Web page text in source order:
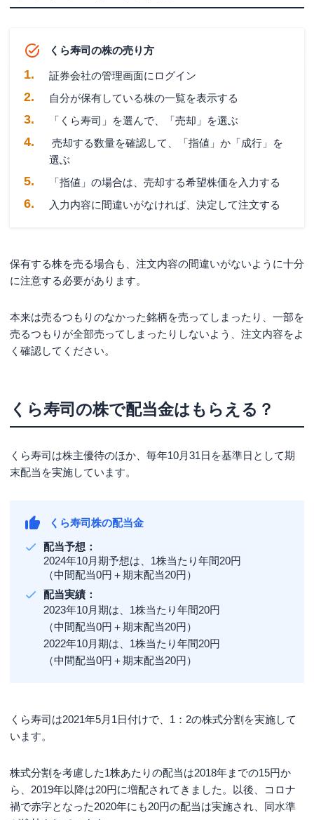
くら寿司の株の売り方
証券会社の管理画面にログイン
自分が保有している株の一覧を表示する
「くら寿司」を選んで、「売却」を選ぶ
売却する数量を確認して、「指値」か「成行」を
選ぶ
「指値」の場合は、売却する希望株価を入力する
入力内容に間違いがなければ、決定して注文する
保有する株を売る場合も、注文内容の間違いがないように十分
に注意する必要があります。
本来は売るつもりのなかった銘柄を売ってしまったり、一部を
売るつもりが全部売ってしまったりしないよう、注文内容をよ
く確認してください。
くら寿司の株で配当金はもらえる？
くら寿司は株主優待のほか、毎年10月31日を基準日として期
末配当を実施しています。
くら寿司株の配当金
配当予想：
2024年10月期予想は、1株当たり年間20円
（中間配当0円＋期末配当20円）
配当実績：
2023年10月期は、1株当たり年間20円
（中間配当0円＋期末配当20円）
2022年10月期は、1株当たり年間20円
（中間配当0円＋期末配当20円）
くら寿司は2021年5月1日付けで、1：2の株式分割を実施して
います。
株式分割を考慮した1株あたりの配当は2018年までの15円か
ら、2019年以降は20円に増配されてきました。以後、コロナ
禍で赤字となった2020年にも20円の配当は実施され、同水準